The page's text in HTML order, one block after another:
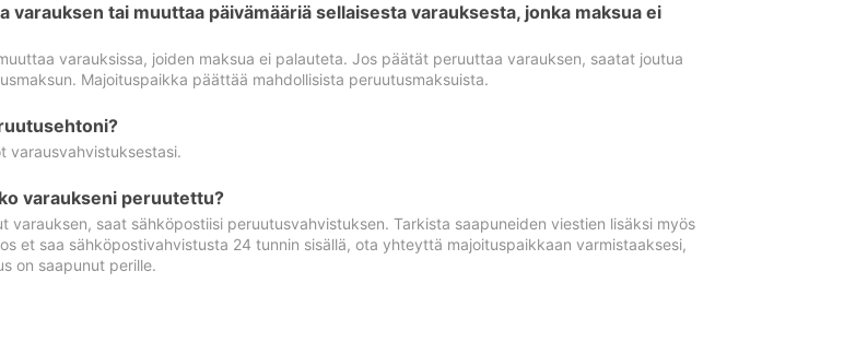
varauksen tai muuttaa päivämääriä sellaisesta varauksesta, jonka maksua ei
varauksissa, joiden maksua ei palauteta. Jos päätät peruuttaa varauksen, saatat joutua
Majoituspaikka päättää mahdollisista peruutusmaksuista.
varausvahvistuksestasi.
varaukseni peruutettu?
varauksen, saat sähköpostiisi peruutusvahvistuksen. Tarkista saapuneiden viestien lisäksi myös
et saa sähköpostivahvistusta 24 tunnin sisällä, ota yhteyttä majoituspaikkaan varmistaaksesi,
on saapunut perille.